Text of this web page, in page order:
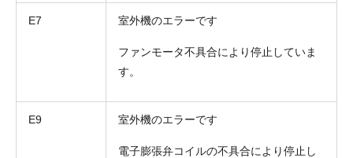
E7 室外機のエラーです
ファンモータ不具合により停止していま
す。
E9 室外機のエラーです
電子膨張弁コイルの不具合により停止し